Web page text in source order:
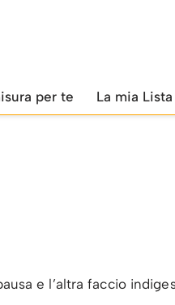
per te La mia Lista
e l’altra faccio